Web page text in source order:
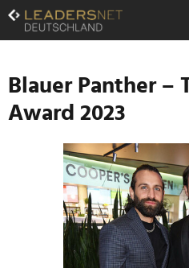
Zum
Inhalt
Zur
Navigation
Zur
Hauptnavigation
Blauer Panther –
Award 2023